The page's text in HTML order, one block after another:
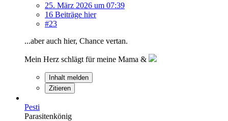
25. März 2026 um 07:39
16 Beiträge hier
#23
...aber auch hier, Chance vertan.
Mein Herz schlägt für meine Mama &
Inhalt melden
Zitieren
Pesti
Parasitenkönig